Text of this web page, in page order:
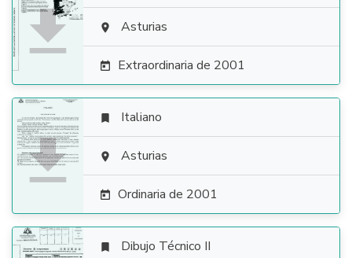
  Asturias
 Extraordinaria de 2001

 Italiano
 Asturias
 Ordinaria de 2001
 Dibujo Técnico II